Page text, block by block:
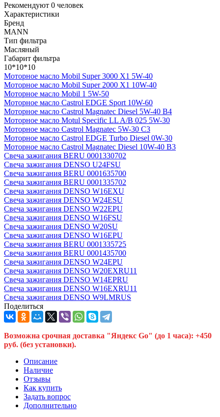
Рекомендуют 0 человек
Характеристики
Бренд
MANN
Тип фильтра
Масляный
Габарит фильтра
10*10*10
Моторное масло Mobil Super 3000 X1 5W-40
Моторное масло Mobil Super 2000 X1 10W-40
Моторное масло Mobil 1 5W-50
Моторное масло Castrol EDGE Sport 10W-60
Моторное масло Castrol Magnatec Diesel 5W-40 В4
Моторное масло Motul Specific LL A/B 025 5W-30
Моторное масло Castrol Magnatec 5W-30 C3
Моторное масло Castrol EDGE Turbo Diesel 0W-30
Моторное масло Castrol Magnatec Diesel 10W-40 B3
Свеча зажигания BERU 0001330702
Свеча зажигания DENSO U24FSU
Свеча зажигания BERU 0001635700
Свеча зажигания BERU 0001335702
Свеча зажигания DENSO W16EXU
Свеча зажигания DENSO W24ESU
Свеча зажигания DENSO W22EPU
Свеча зажигания DENSO W16FSU
Свеча зажигания DENSO W20SU
Свеча зажигания DENSO W16EPU
Свеча зажигания BERU 0001335725
Свеча зажигания BERU 0001435700
Свеча зажигания DENSO W24EPU
Свеча зажигания DENSO W20EXRU11
Свеча зажигания DENSO W14EPRU
Свеча зажигания DENSO W16EXRU11
Свеча зажигания DENSO W9LMRUS
Поделиться
Возможна срочная доставка "Яндекс Go" (до 1 часа): +450
руб. (без установки).
Описание
Наличие
Отзывы
Как купить
Задать вопрос
Дополнительно